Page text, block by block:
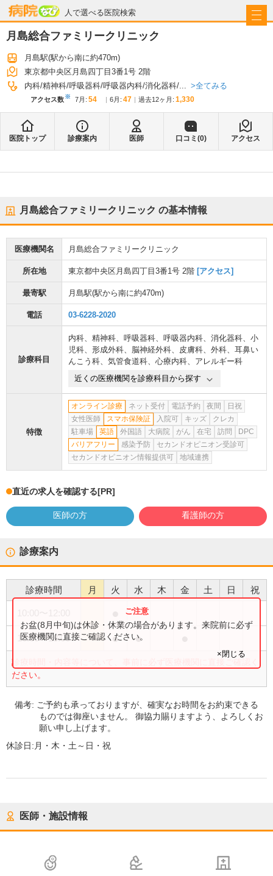
人で選べる医院検索
病院なび
月島総合ファミリークリニック
月島駅(駅から南に約470m)
東京都中央区月島四丁目3番1号 2階
内科 精神科 呼吸器科 呼吸器内科 消化器科 ... 全てみる
アクセス数※ 7月 : 54 6月 : 47 過去12ヶ月: 1,330
医院トップ 診療案内 医師 口コミ(0) アクセス
月島総合ファミリークリニック の基本情報
医療機関名 月島総合ファミリークリニック
所在地 東京都中央区月島四丁目3番1号 2階 [アクセス]
最寄駅 月島駅(駅から南に約470m)
電話 03-6228-2020
診療科目
内科、 精神科、 呼吸器科、 呼吸器内科、 消化器科、 小
児科、 形成外科、 脳神経外科、 皮膚科、 外科、 耳鼻い
んこう科、 気管食道科、 心療内科、 アレルギー科
近くの医療機関を診療科目から探す
特徴
オンライン診療 ネット受付 電話予約 夜間
日祝
女性医師
スマホ保険証 入院可 キッズ
クレカ
駐車場
英語 外国語 大病院 がん 在宅 訪問
DPC
バリアフリー
感染予防
セカンドオピニオン受診可
セカンドオピニオン情報提供可
地域連携
直近の求人を確認する[PR]
医師の方 看護師の方
診療案内
診療時間 月 火 水 木 金 土 日 祝
16:00〜18:00 ● ●
診療時間・内容等について、事前に必ず医療機関に直接ご確認く
ださい。
お盆(8月中旬)は休診・休業の場合があります。来院前に必ず
医療機関に直接ご確認ください。
×閉じる
備考: ご予約も承っておりますが、確実なお時間をお約束できる
ものでは御座いません。 御協力賜りますよう、よろしくお
願い申し上げます。
休診日: 月・木・土～日・祝
医師・施設情報